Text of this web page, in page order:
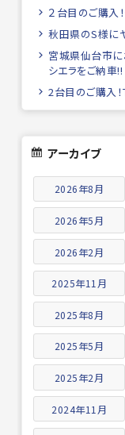
２台目のご購入
秋田県のS様に
宮城県仙台市
シエラをご納車!!
2台目のご購入
アーカイブ
2026年8月
2026年5月
2026年2月
2025年11月
2025年8月
2025年5月
2025年2月
2024年11月